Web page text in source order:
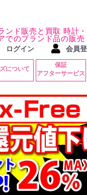
ンド販売と買取 時計
でのブランド品の販
ログイン 会員
について
保証
アフターサービス